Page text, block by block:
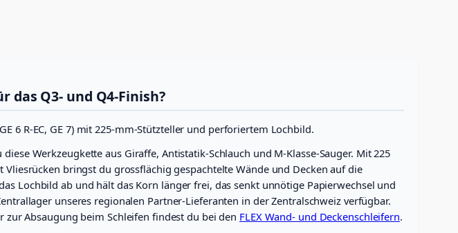
das Q3- und Q4-Finish?
6 R-EC, GE 7) mit 225-mm-Stützteller und perforiertem Lochbild.
Werkzeugkette aus Giraffe, Antistatik-Schlauch und M-Klasse-Sauger. Mit 225
bringst du grossflächig gespachtelte Wände und Decken auf die
Lochbild ab und hält das Korn länger frei, das senkt unnötige Papierwechsel und
unseres regionalen Partner-Lieferanten in der Zentralschweiz verfügbar.
zur Absaugung beim Schleifen findest du bei den FLEX Wand- und Deckenschleifern.